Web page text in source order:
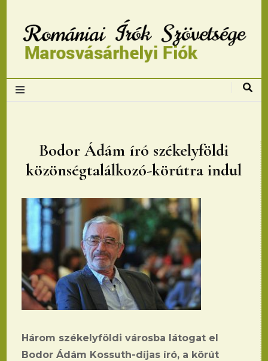
Romániai Írók
Marosvásárhelyi
fiok
Bodor Ádám író székelyföldi
közönségtalálkozó-körútra indul
Három székelyföldi városba látogat el
Bodor Ádám Kossuth-díjas író, a körút